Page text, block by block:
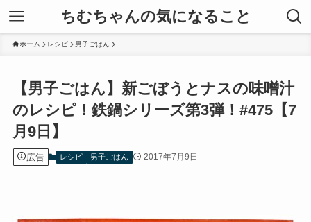
ちむちゃんの気になること
ホーム レシピ 男子ごはん
【男子ごはん】新ごぼうとナスの味噌汁
のレシピ！鉄鍋シリーズ第3弾！#475【7
月9日】
広告 レシピ 男子ごはん 2017年7月9日